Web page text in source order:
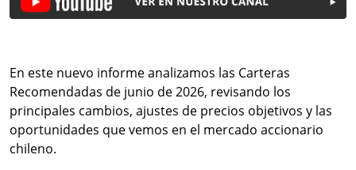
En este nuevo informe analizamos las Carteras
Recomendadas de junio de 2026, revisando los
principales cambios, ajustes de precios objetivos y las
oportunidades que vemos en el mercado accionario
chileno.